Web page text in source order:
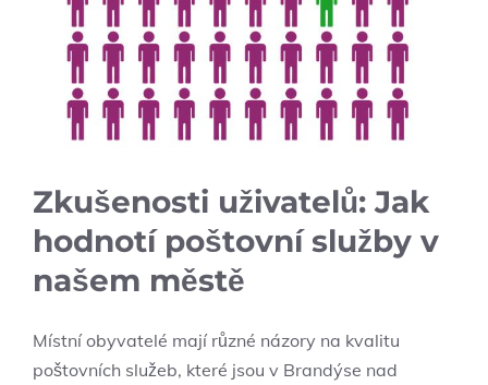
Zkušenosti uživatelů: Jak
hodnotí poštovní služby v
našem městě
Místní obyvatelé mají různé názory na kvalitu
poštovních služeb, které jsou v Brandýse nad